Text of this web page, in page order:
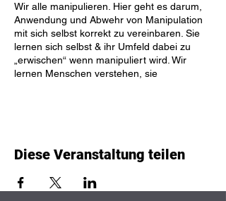
Wir alle manipulieren. Hier geht es darum,
Anwendung und Abwehr von Manipulation
mit sich selbst korrekt zu vereinbaren. Sie
lernen sich selbst & ihr Umfeld dabei zu
„erwischen“ wenn manipuliert wird. Wir
lernen Menschen verstehen, sie
blitzschnell die Charaktertendenzen einer
können.
Abwehrschild, wie Offensivstrategien lernen
Diese Veranstaltung teilen